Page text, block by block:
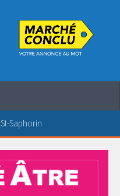
St-Saphorin